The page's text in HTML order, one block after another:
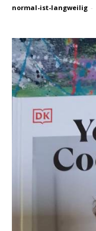
normal-ist-langweilig -